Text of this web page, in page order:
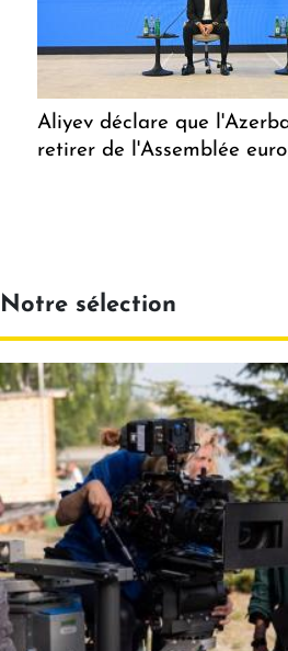
Aliyev déclare que
retirer de l'Assemblée
Notre sélection